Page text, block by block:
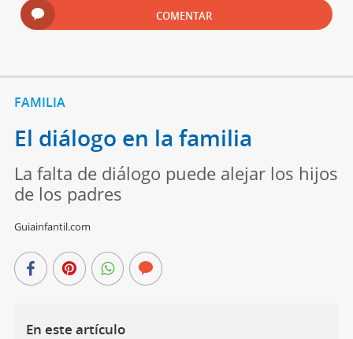
COMENTAR
FAMILIA
El diálogo en la familia
La falta de diálogo puede alejar los hijos
de los padres
Guiainfantil.com
En este artículo